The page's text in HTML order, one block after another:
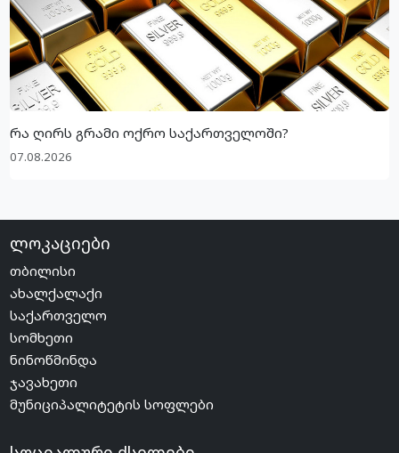
რა ღირს გრამი ოქრო საქართველოში?
07.08.2026
ლოკაციები
თბილისი
ახალქალაქი
საქართველო
სომხეთი
ნინოწმინდა
ჯავახეთი
მუნიციპალიტეტის სოფლები